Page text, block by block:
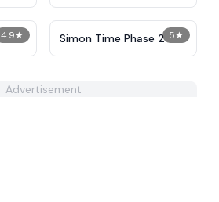
4.9★ 5★
Simon Time Phase 2
Advertisement